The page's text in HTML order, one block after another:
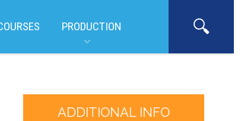
PRODUCTION
ADDITIONAL INFO